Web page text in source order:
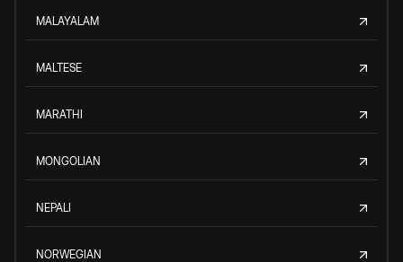
MALAYALAM
MALTESE
MARATHI
MONGOLIAN
NEPALI
NORWEGIAN